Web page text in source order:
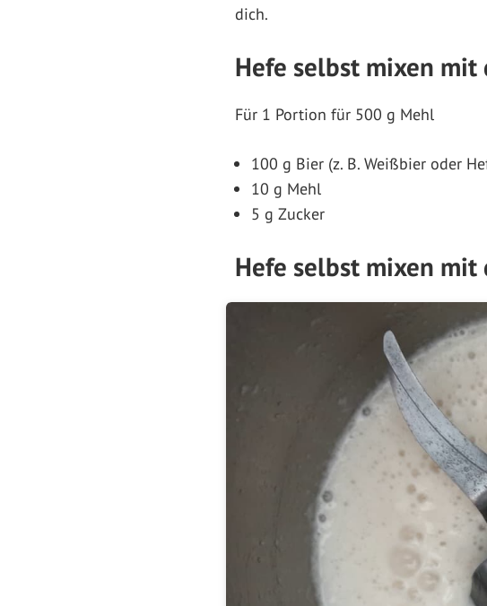
dich.
Hefe selbst mixen
Für 1 Portion für 500 g Mehl
100 g Bier (z. B. Weißbier oder
10 g Mehl
5 g Zucker
Hefe selbst mixen